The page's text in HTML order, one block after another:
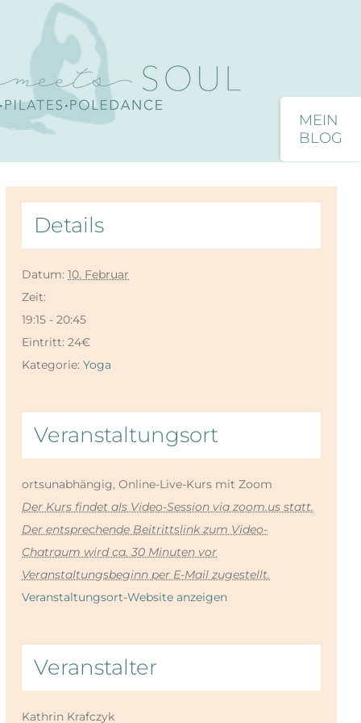
Details
Datum: 10. Februar
Zeit:
19:15 - 20:45
Eintritt: 24€
Kategorie: Yoga
Veranstaltungsort
ortsunabhängig, Online-Live-Kurs mit Zoom
Der Kurs findet als Video-Session via zoom.us statt.
Der entsprechende Beitrittslink zum Video-
Chatraum wird ca. 30 Minuten vor
Veranstaltungsbeginn per E-Mail zugestellt.
Veranstaltungsort-Website anzeigen
Veranstalter
Kathrin Krafczyk
Toggle
Sliding
Area
Close